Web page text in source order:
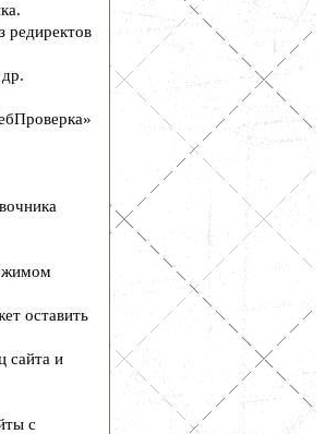
редиректов
оставить
сайта и
с